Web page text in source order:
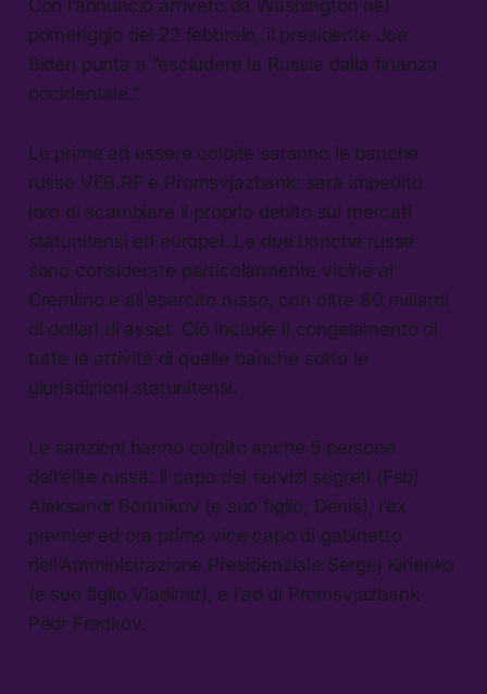
Con l’annuncio arrivato da Washington nel
pomeriggio del 22 febbraio, il presidente Joe
Biden punta a “escludere la Russia dalla finanza
occidentale.”
Le prime ad essere colpite saranno le banche
russe VEB.RF e Promsvjazbank: sarà impedito
loro di scambiare il proprio debito sui mercati
statunitensi ed europei. Le due banche russe
sono considerate particolarmente vicine al
Cremlino e all’esercito russo, con oltre 80 miliardi
di dollari di asset. Ciò include il congelamento di
tutte le attività di quelle banche sotto le
giurisdizioni statunitensi.
Le sanzioni hanno colpito anche 5 persone
dell’élite russa: il capo dei servizi segreti (Fsb)
Aleksandr Bortnikov (e suo figlio, Denis), l’ex
premier ed ora primo vice capo di gabinetto
dell’Amministrazione Presidenziale Sergej Kirienko
(e suo figlio Vladimir), e l’ad di Promsvjazbank
Pëdr Fradkov.